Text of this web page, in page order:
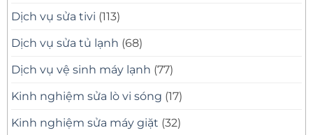
Dịch vụ sửa tivi (113)
Dịch vụ sửa tủ lạnh (68)
Dịch vụ vệ sinh máy lạnh (77)
Kinh nghiệm sửa lò vi sóng (17)
Kinh nghiệm sửa máy giặt (32)